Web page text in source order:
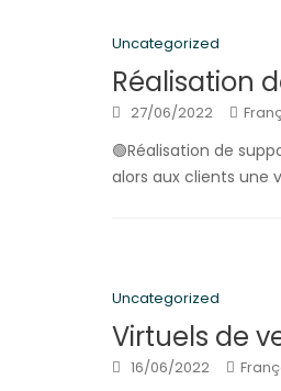
Uncategorized
Réalisation
27/06/2022
🟢Réalisation de
alors aux clients une
Uncategorized
Virtuels de
16/06/2022